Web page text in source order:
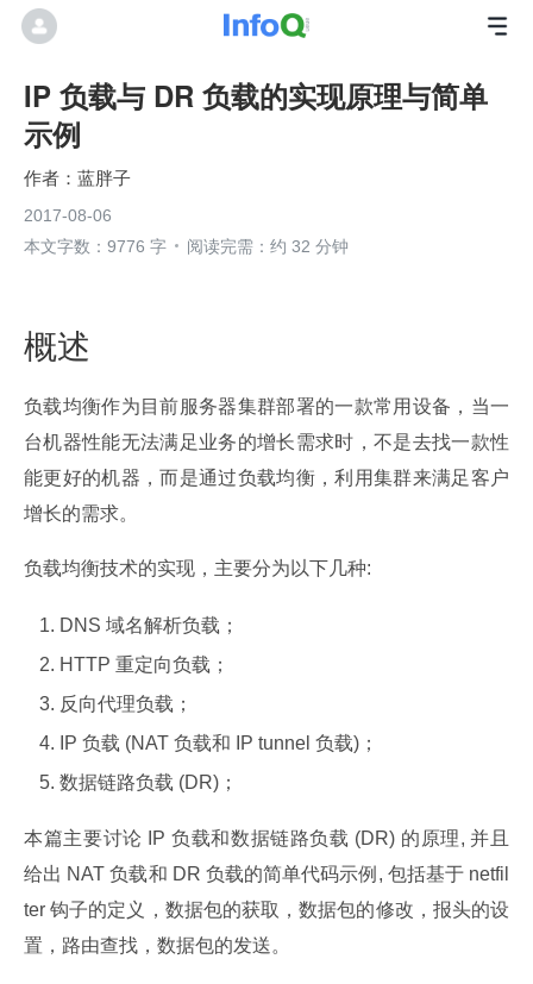
IP 负载与 DR 负载的实现原理与简单
示例
蓝胖子
2017-08-06
本文字数：9776 字
阅读完需：约 32 分钟
概述
负载均衡作为目前服务器集群部署的一款常用设备，当一
台机器性能无法满足业务的增长需求时，不是去找一款性
能更好的机器，而是通过负载均衡，利用集群来满足客户
增长的需求。
负载均衡技术的实现，主要分为以下几种:
DNS 域名解析负载；
HTTP 重定向负载；
反向代理负载；
IP 负载 (NAT 负载和 IP tunnel 负载)；
数据链路负载 (DR)；
本篇主要讨论 IP 负载和数据链路负载 (DR) 的原理, 并且
给出 NAT 负载和 DR 负载的简单代码示例, 包括基于 netfil
ter 钩子的定义，数据包的获取，数据包的修改，报头的设
置，路由查找，数据包的发送。